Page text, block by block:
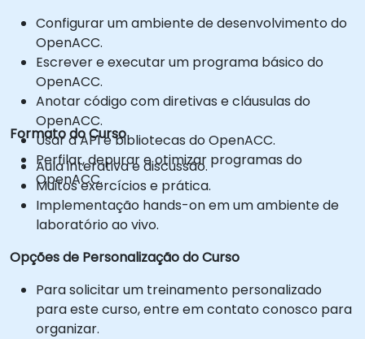
Configurar um ambiente de desenvolvimento do
OpenACC.
Escrever e executar um programa básico do
OpenACC.
Anotar código com diretivas e cláusulas do
OpenACC.
Usar a API e bibliotecas do OpenACC.
Perfilar, depurar e otimizar programas do
OpenACC.
Formato do Curso
Aula interativa e discussão.
Muitos exercícios e prática.
Implementação hands-on em um ambiente de
laboratório ao vivo.
Opções de Personalização do Curso
Para solicitar um treinamento personalizado
para este curso, entre em contato conosco para
organizar.